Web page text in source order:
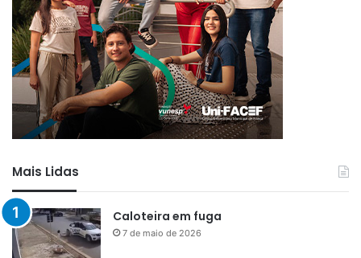
Mais Lidas
Caloteira em fuga
7 de maio de 2026